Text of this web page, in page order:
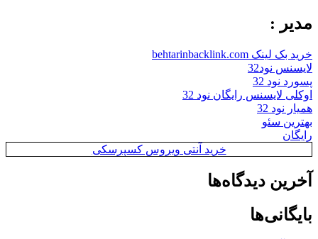
مدیر :
خرید بک لینک behtarinbacklink.com
لایسنس نود32
پسورد نود 32
اوکلی لایسنس رایگان نود 32
همیار نود 32
بهترین سئو
رایگان
خرید آنتی ویروس کسپرسکی
آخرین دیدگاه‌ها
بایگانی‌ها